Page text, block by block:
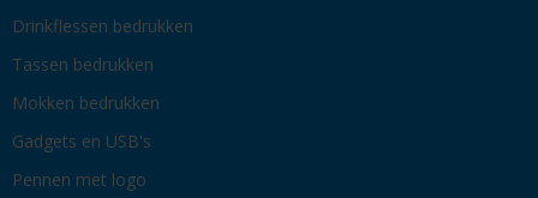
Drinkflessen bedrukken
Tassen bedrukken
Mokken bedrukken
Gadgets en USB's
Pennen met logo